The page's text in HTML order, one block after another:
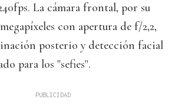
La cámara frontal, por su
con apertura de f/2,2,
posterio y detección facial
para los "sefies".